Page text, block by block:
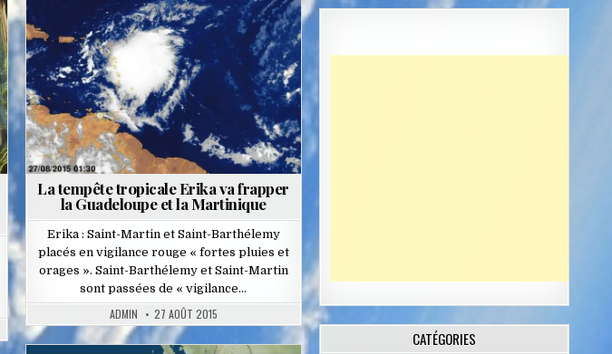
Posted
in
La tempête tropicale Erika va frapper
la Guadeloupe et la Martinique
Erika : Saint-Martin et Saint-Barthélemy
placés en vigilance rouge « fortes pluies et
orages ». Saint-Barthélemy et Saint-Martin
sont passées de « vigilance…
ADMIN 27 AOÛT 2015
CATÉGORIES